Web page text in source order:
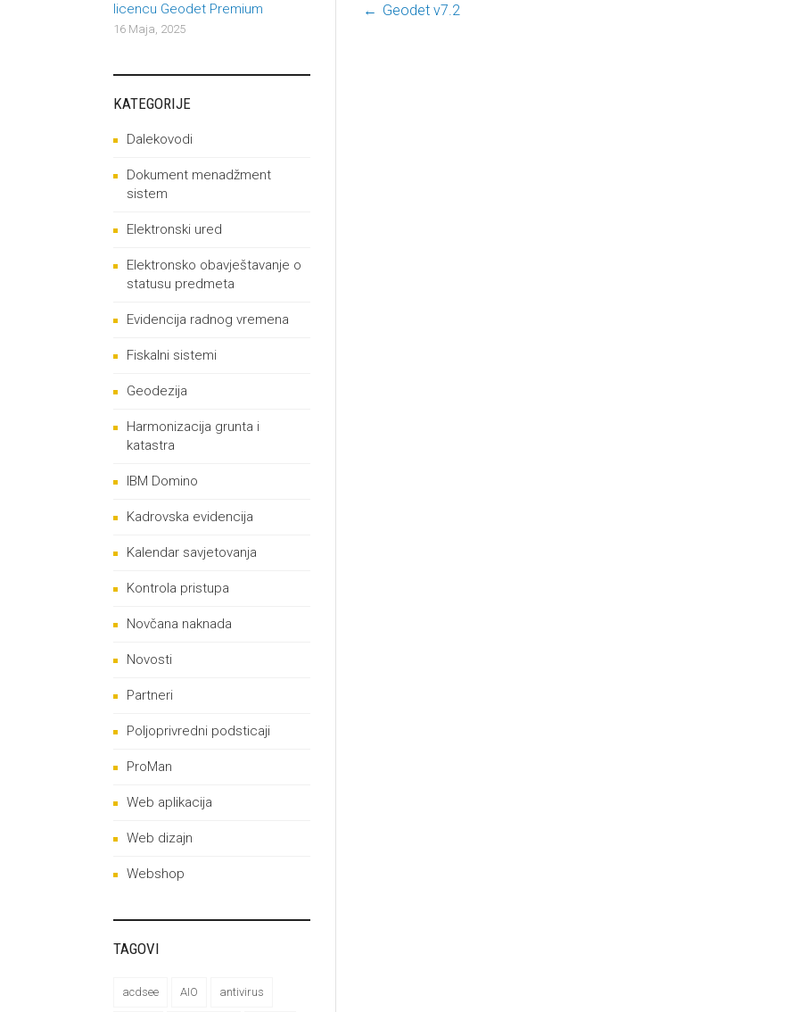
Post navigation
← Geodet v7.2
licencu Geodet Premium
16 Maja, 2025
KATEGORIJE
Dalekovodi
Dokument menadžment
sistem
Elektronski ured
Elektronsko obavještavanje o
statusu predmeta
Evidencija radnog vremena
Fiskalni sistemi
Geodezija
Harmonizacija grunta i
katastra
IBM Domino
Kadrovska evidencija
Kalendar savjetovanja
Kontrola pristupa
Novčana naknada
Novosti
Partneri
Poljoprivredni podsticaji
ProMan
Web aplikacija
Web dizajn
Webshop
TAGOVI
acdsee AIO antivirus